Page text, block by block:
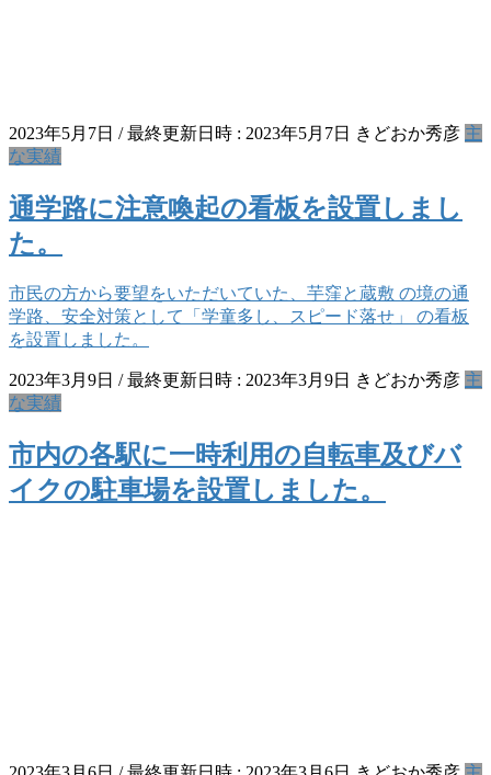
2023年5月7日 / 最終更新日時 : 2023年5月7日 きどおか秀彦 主
な実績
通学路に注意喚起の看板を設置しまし
た。
市民の方から要望をいただいていた、芋窪と蔵敷 の境の通
学路、安全対策として「学童多し、スピード落せ」 の看板
を設置しました。
2023年3月9日 / 最終更新日時 : 2023年3月9日 きどおか秀彦 主
な実績
市内の各駅に一時利用の自転車及びバ
イクの駐車場を設置しました。